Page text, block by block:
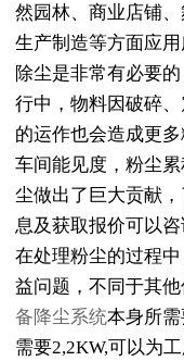
然园林、商业店铺、
生产制造等方面应用
除尘是非常有必要
行中，物料因破碎
的运作也会造成更
车间能见度，粉尘
尘做出了巨大贡献
息及获取报价可以咨
在处理粉尘的过程
益问题，不同于其
备降尘系统本身所
需要2,2KW,可以为